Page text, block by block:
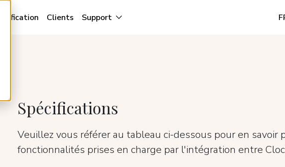
Tarification Clients Support
Spécifications
Veuillez vous référer au tableau ci-dessous pour en savoir
fonctionnalités prises en charge par l'intégration entre